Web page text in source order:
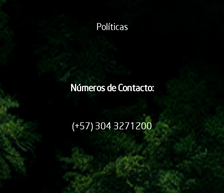
Políticas
Números de Contacto:
(+57) 304 3271200